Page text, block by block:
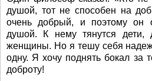
душой, тот не способен на
очень добрый, и поэтому он
душой. К нему тянутся дети,
женщины. Но я тешу себя
одну. Я хочу поднять бокал за
доброту!